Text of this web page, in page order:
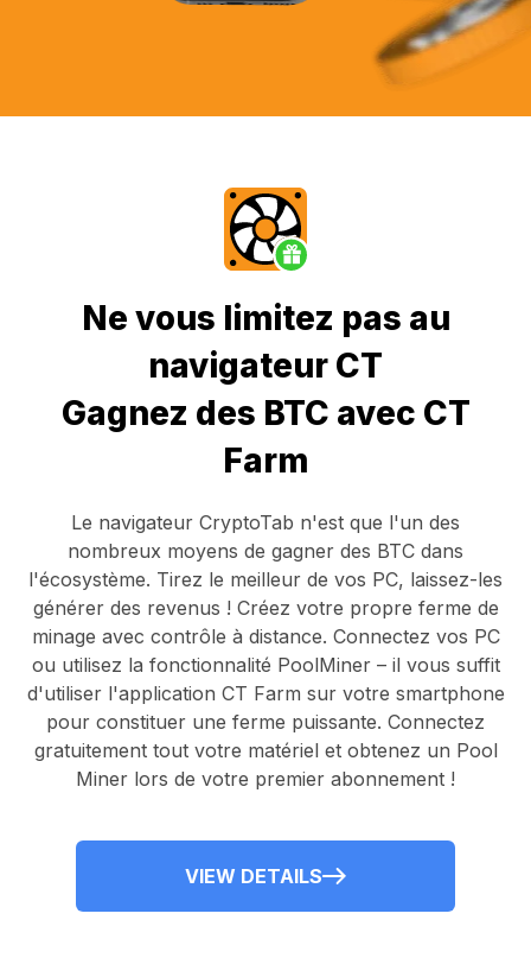
Ne vous limitez pas au
navigateur CT
Gagnez des BTC avec CT
Farm
Le navigateur CryptoTab n'est que l'un des
nombreux moyens de gagner des BTC dans
l'écosystème. Tirez le meilleur de vos PC, laissez-les
générer des revenus ! Créez votre propre ferme de
minage avec contrôle à distance. Connectez vos PC
ou utilisez la fonctionnalité PoolMiner– il vous suffit
d'utiliser l'application CT Farm sur votre smartphone
pour constituer une ferme puissante. Connectez
gratuitement tout votre matériel et obtenez un Pool
Miner lors de votre premier abonnement !
VIEW DETAILS